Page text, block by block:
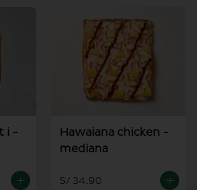
i -
Hawaiana chicken -
mediana
S/ 34.90